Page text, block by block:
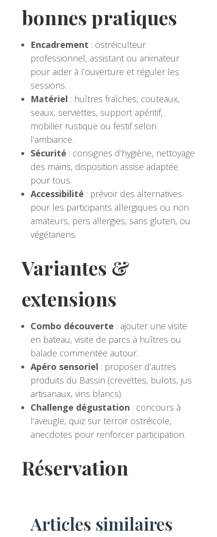
bonnes pratiques
Encadrement : ostréiculteur
professionnel, assistant ou animateur
pour aider à l’ouverture et réguler les
sessions.
Matériel : huîtres fraîches, couteaux,
seaux, serviettes, support apéritif,
mobilier rustique ou festif selon
l’ambiance.
Sécurité : consignes d’hygiène, nettoyage
des mains, disposition assise adaptée
pour tous.
Accessibilité : prévoir des alternatives
pour les participants allergiques ou non
amateurs, pers allergies, sans gluten, ou
végétariens.
Variantes &
extensions
Combo découverte : ajouter une visite
en bateau, visite de parcs à huîtres ou
balade commentée autour.
Apéro sensoriel : proposer d’autres
produits du Bassin (crevettes, bulots, jus
artisanaux, vins blancs).
Challenge dégustation : concours à
l’aveugle, quiz sur terroir ostréicole,
anecdotes pour renforcer participation.
Réservation
Articles similaires